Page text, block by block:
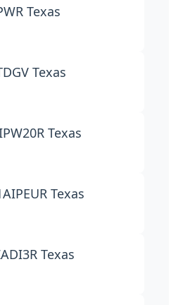
Texas
Texas
Texas
Texas
Texas